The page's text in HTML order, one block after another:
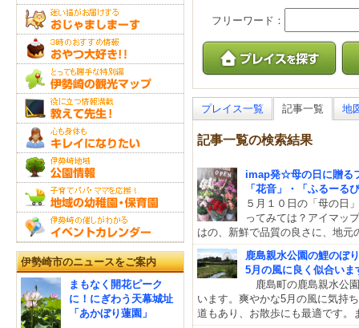
フリーワード：
プレイス一覧 記事一覧 地
記事一覧の検索結果
imap発☆母の日に贈る
「花音」・「ふるーる
５月１０日の「母の日
ってみては？アイマッ
はの、新鮮で品質の良さに、地
鹿島親水公園の鯉のぼり
5月の風に良く似合いま
鹿島町の鹿島親水公
います。爽やかな5月の風に気持
道もあり、お散歩にも最適です。
伊勢崎市のニュースをご案内
まもなく開花ピーク
に！にぎわう天幕城址
「あかぼり蓮園」